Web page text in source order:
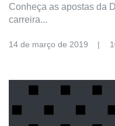
Conheça as apostas da
carreira...
14 de março de 2019